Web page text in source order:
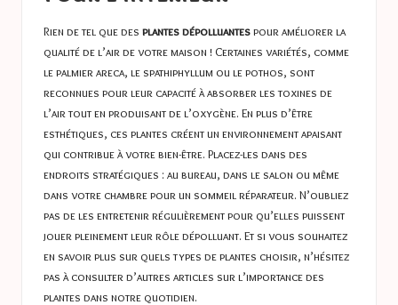
Rien de tel que des plantes dépolluantespour améliorer la
qualité de l’air de votre maison ! Certaines variétés, comme
le palmier areca, le spathiphyllum ou le pothos, sont
reconnues pour leur capacité à absorber les toxines de
l’air tout en produisant de l’oxygène. En plus d’être
esthétiques, ces plantes créent un environnement apaisant
qui contribue à votre bien-être. Placez-les dans des
endroits stratégiques : au bureau, dans le salon ou même
dans votre chambre pour un sommeil réparateur. N’oubliez
pas de les entretenir régulièrement pour qu’elles puissent
jouer pleinement leur rôle dépolluant. Et si vous souhaitez
en savoir plus sur quels types de plantes choisir, n’hésitez
pas à consulter d’autres articles sur l’importance des
plantes dans notre quotidien.